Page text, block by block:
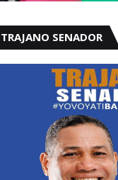
TRAJANO SENADOR